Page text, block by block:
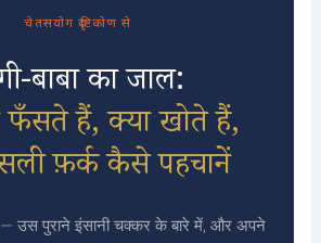
चेतसयोग दृष्टिकोण से
बाबा का जाल:
फँसते हैं, क्या खोते हैं,
फ़र्क कैसे पहचानें
— उस पुराने इंसानी चक्कर के बारे में, और अपने